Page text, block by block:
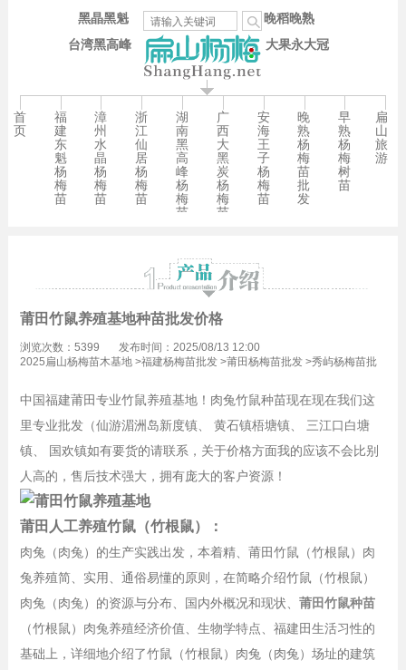
台湾黑高峰
晚稻晚熟
大果永大冠
黑晶黑魁
首
页
福
建
东
魁
杨
梅
苗
漳
州
水
晶
杨
梅
苗
浙
江
仙
居
杨
梅
苗
湖
南
黑
高
峰
杨
梅
苗
广
西
大
黑
炭
杨
梅
苗
安
海
王
子
杨
梅
苗
晚
熟
杨
梅
苗
批
发
早
熟
杨
梅
树
苗
扁
山
旅
游
莆田竹鼠养殖基地种苗批发价格
浏览次数：5399
发布时间：2025/08/13 12:00
2025扁山杨梅苗木基地>福建杨梅苗批发>莆田杨梅苗批发>秀屿杨梅苗批
中国福建莆田专业竹鼠养殖基地！肉兔竹鼠种苗现在现在我们这
里专业批发（仙游湄洲岛新度镇、 黄石镇梧塘镇、 三江口白塘
镇、 国欢镇如有要货的请联系，关于价格方面我的应该不会比别
人高的，售后技术强大，拥有庞大的客户资源！
莆田人工养殖竹鼠（竹根鼠）：
肉兔（肉兔）的生产实践出发，本着精、莆田竹鼠（竹根鼠）肉
兔养殖简、实用、通俗易懂的原则，在简略介绍竹鼠（竹根鼠）
肉兔（肉兔）的资源与分布、国内外概况和现状、 莆田竹鼠种苗
（竹根鼠）肉兔养殖经济价值、生物学特点、福建田生活习性的
基础上，详细地介绍了竹鼠（竹根鼠）肉兔（肉兔）场址的建筑